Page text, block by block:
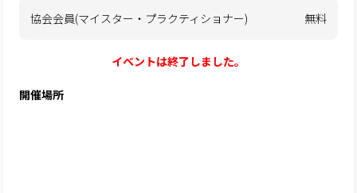
協会会員(マイスター・プラクティショナー) 無料
イベントは終了しました。
開催場所